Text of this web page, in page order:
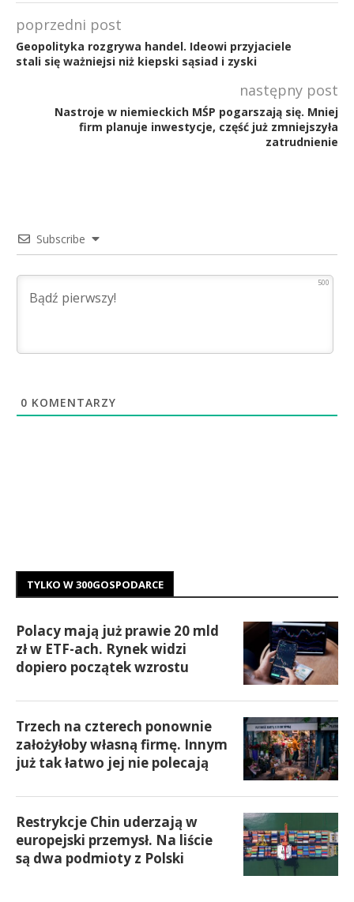
poprzedni post
Geopolityka rozgrywa handel. Ideowi przyjaciele
stali się ważniejsi niż kiepski sąsiad i zyski
następny post
Nastroje w niemieckich MŚP pogarszają się. Mniej
firm planuje inwestycje, część już zmniejszyła
zatrudnienie
Subscribe
500
0 KOMENTARZY
TYLKO W 300GOSPODARCE
Polacy mają już prawie 20 mld
zł w ETF-ach. Rynek widzi
dopiero początek wzrostu
Trzech na czterech ponownie
założyłoby własną firmę. Innym
już tak łatwo jej nie polecają
Restrykcje Chin uderzają w
europejski przemysł. Na liście
są dwa podmioty z Polski